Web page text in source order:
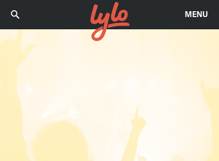
MENU